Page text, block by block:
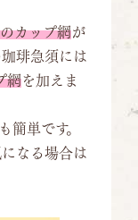
カップ網が
琲急須には
網を加えま
簡単です。
なる場合は